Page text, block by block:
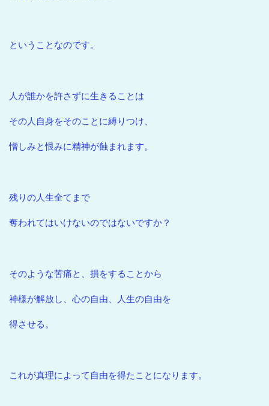
ということなのです。
人が誰かを許さずに生きることは
その人自身をそのことに縛りつけ、
憎しみと恨みに精神が蝕まれます。
残りの人生全てまで
奪われてはいけないのではないですか？
そのような苦痛と、損をすることから
神様が解放し、心の自由、人生の自由を
得させる。
これが真理によって自由を得たことになります。